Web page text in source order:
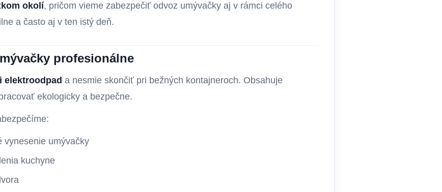
okolí, pričom vieme zabezpečiť odvoz umývačky aj v rámci celého
a často aj v ten istý deň.
profesionálne
elektroodpad a nesmie skončiť pri bežných kontajneroch. Obsahuje
ekologicky a bezpečne.
vynesenie umývačky
kuchyne